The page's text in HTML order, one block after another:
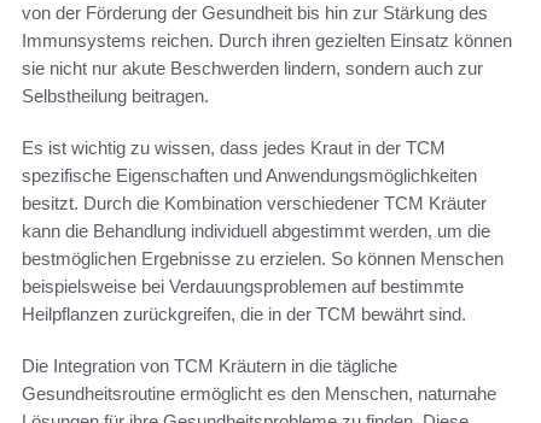
von der Förderung der Gesundheit bis hin zur Stärkung des
Immunsystems reichen. Durch ihren gezielten Einsatz können
sie nicht nur akute Beschwerden lindern, sondern auch zur
Selbstheilung beitragen.
Es ist wichtig zu wissen, dass jedes Kraut in der TCM
spezifische Eigenschaften und Anwendungsmöglichkeiten
besitzt. Durch die Kombination verschiedener TCM Kräuter
kann die Behandlung individuell abgestimmt werden, um die
bestmöglichen Ergebnisse zu erzielen. So können Menschen
beispielsweise bei Verdauungsproblemen auf bestimmte
Heilpflanzen zurückgreifen, die in der TCM bewährt sind.
Die Integration von TCM Kräutern in die tägliche
Gesundheitsroutine ermöglicht es den Menschen, naturnahe